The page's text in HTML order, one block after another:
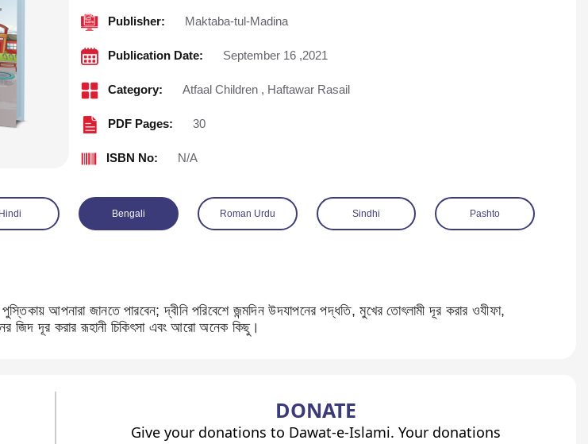
Publisher: Maktaba-tul-Madina
Publication Date: September 16 ,2021
Category: Atfaal Children , Haftawar Rasail
PDF Pages: 30
ISBN No: N/A
Hindi Bengali Roman Urdu Sindhi Pashto
আপনারা জানতে পারবেন; দ্বীনি পরিবেশে জন্মদিন উদযাপনের পদ্ধতি, মুখের তোৎলামী দূর করার ওযীফা,
জিদ দূর করার রূহানী চিকিৎসা এবং আরো অনেক কিছু।
DONATE
Give your donations to Dawat-e-Islami. Your donations